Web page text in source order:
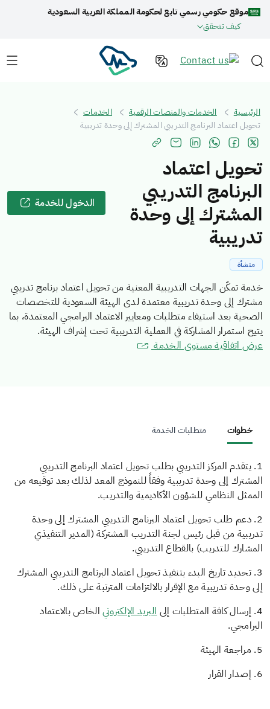
موقع حكومي رسمي تابع لحكومة المملكة العربية السعودية
كيف تتحقق
الرئيسية الخدمات والمنصات الرقمية
الخدمات
تحويل اعتماد البرنامج التدريبي المشترك إلى وحدة تدريبية
تحويل اعتماد
البرنامج التدريبي
المشترك إلى وحدة
تدريبية
الدخول للخدمة
منشأة
خدمة تمكّن الجهات التدريبية المعنية من تحويل اعتماد برنامج تدريبي
مشترك إلى وحدة تدريبية معتمدة لدى الهيئة السعودية للتخصصات
الصحية بعد استيفاء متطلبات ومعايير الاعتماد البرامجي المعتمدة، بما
يتيح استمرار المشاركة في العملية التدريبية تحت إشراف الهيئة.
عرض اتفاقية مستوى الخدمة
خطوات متطلبات الخدمة
1. يتقدم المركز التدريبي بطلب تحويل اعتماد البرنامج التدريبي
المشترك إلى وحدة تدريبية وفقاً للنموذج المعد لذلك بعد توقيعه من
الممثل النظامي للشؤون الأكاديمية والتدريب.
2. دعم طلب تحويل اعتماد البرنامج التدريبي المشترك إلى وحدة
تدريبية من قبل رئيس لجنة التدريب المشتركة (المدير التنفيذي
المشارك للتدريب) بالقطاع التدريبي.
3. تحديد تاريخ البدء بتنفيذ تحويل اعتماد البرنامج التدريبي المشترك
إلى وحدة تدريبية مع الإقرار بالالتزامات المترتبة على ذلك.
4. إرسال كافة المتطلبات إلى
البريد الإلكترونيالخاص بالاعتماد
البرامجي.
5. مراجعة الهيئة
6. إصدار القرار